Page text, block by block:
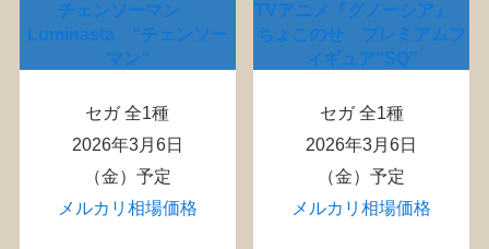
チェンソーマン
Luminasta “チェンソー
マン”
TVアニメ『グノーシア』
ちょこのせ プレミアムフ
ィギュア“SQ”
セガ 全1種
2026年3月6日
（金）予定
メルカリ相場価格
セガ 全1種
2026年3月6日
（金）予定
メルカリ相場価格